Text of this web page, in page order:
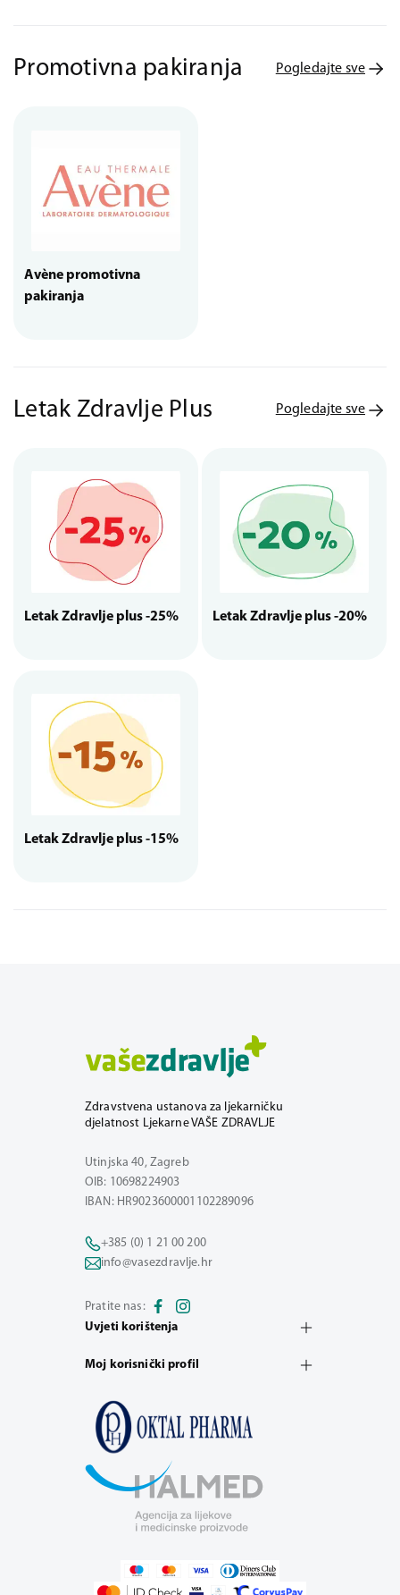
Promotivna pakiranja Pogledajte sve
Avène promotivna
pakiranja
Letak Zdravlje Plus Pogledajte sve
Letak Zdravlje plus -25% Letak Zdravlje plus -20%
Letak Zdravlje plus -15%
Zdravstvena ustanova za ljekarničku
djelatnost Ljekarne VAŠE ZDRAVLJE
Utinjska 40, Zagreb
OIB: 10698224903
IBAN: HR9023600001102289096
+385 (0) 1 21 00 200
info@vasezdravlje.hr
Pratite nas:
Uvjeti korištenja
Moj korisnički profil